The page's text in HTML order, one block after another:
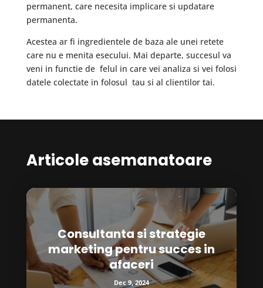
permanent, care necesita implicare si updatare
permanenta.
Acestea ar fi ingredientele de baza ale unei retete
care nu e menita esecului. Mai departe, succesul va
veni in functie de felul in care vei analiza si vei folosi
datele colectate in folosul tau si al clientilor tai.
Articole asemanatoare
Consultanta si strategie
marketing pentru succes in
afaceri
Dec 9, 2024